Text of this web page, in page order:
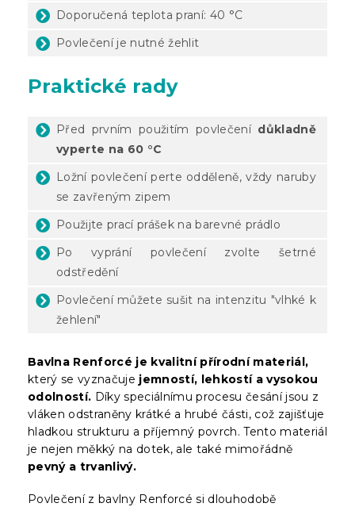
Doporučená teplota praní: 40 °C
Povlečení je nutné žehlit
Praktické rady
Před prvním použitím povlečení důkladně
vyperte na 60 °C
Ložní povlečení perte odděleně, vždy naruby
se zavřeným zipem
Použijte prací prášek na barevné prádlo
Po vyprání povlečení zvolte šetrné
odstředění
Povlečení můžete sušit na intenzitu "vlhké k
žehlení"
Bavlna Renforcé je kvalitní přírodní materiál,
který se vyznačuje jemností, lehkostí a vysokou
odolností. Díky speciálnímu procesu česání jsou z
vláken odstraněny krátké a hrubé části, což zajišťuje
hladkou strukturu a příjemný povrch. Tento materiál
je nejen měkký na dotek, ale také mimořádně
pevný a trvanlivý.
Povlečení z bavlny Renforcé si dlouhodobě